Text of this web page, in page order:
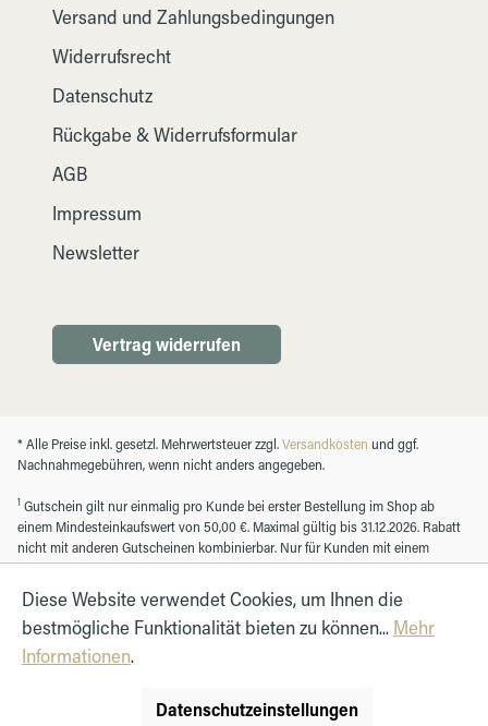
Versand und Zahlungsbedingungen
Widerrufsrecht
Datenschutz
Rückgabe & Widerrufsformular
AGB
Impressum
Newsletter
Vertrag widerrufen
* Alle Preise inkl. gesetzl. Mehrwertsteuer zzgl.Versandkosten und ggf.
Nachnahmegebühren, wenn nicht anders angegeben.
1 Gutschein gilt nur einmalig pro Kunde bei erster Bestellung im Shop ab
einem Mindesteinkaufswert von 50,00 €. Maximal gültig bis 31.12.2026. Rabatt
nicht mit anderen Gutscheinen kombinierbar. Nur für Kunden mit einem
registrierten Kundenkonto.
Diese Website verwendet Cookies, um Ihnen die
bestmögliche Funktionalität bieten zu können... Mehr
Informationen.
Datenschutzeinstellungen